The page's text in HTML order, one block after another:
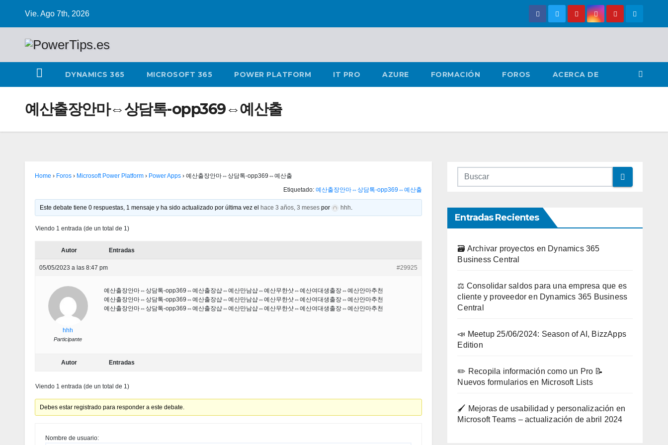
Vie. Ago 7th, 2026
DYNAMICS 365 MICROSOFT 365 POWER PLATFORM IT PRO AZURE FORMACIÓN FOROS ACERCA DE
예산출장안마⇔상담톡-opp369⇔예산출
Home › Foros › Microsoft Power Platform › Power Apps › 예산출장안마⇔상담톡-opp369⇔예산출
Etiquetado:예산출장안마⇔상담톡-opp369⇔예산출
Este debate tiene 0 respuestas, 1 mensaje y ha sido actualizado por última vez el hace 3 años, 3 meses por hhh.
Viendo 1 entrada (de un total de 1)
Autor Entradas
05/05/2023 a las 8:47 pm #29925
hhh
Participante
예산출장안마⇔상담톡-opp369⇔예산출장샵⇔예산만남샵⇔예산무한샷⇔예산여대생출장⇔예산안마추천
예산출장안마⇔상담톡-opp369⇔예산출장샵⇔예산만남샵⇔예산무한샷⇔예산여대생출장⇔예산안마추천
예산출장안마⇔상담톡-opp369⇔예산출장샵⇔예산만남샵⇔예산무한샷⇔예산여대생출장⇔예산안마추천
Autor Entradas
Viendo 1 entrada (de un total de 1)
Debes estar registrado para responder a este debate.
Nombre de usuario:
Entradas Recientes
🗃️ Archivar proyectos en Dynamics 365
Business Central
⚖️ Consolidar saldos para una empresa que es
cliente y proveedor en Dynamics 365 Business
Central
📣 Meetup 25/06/2024: Season of AI, BizzApps
Edition
✏️ Recopila información como un Pro 📝
Nuevos formularios en Microsoft Lists
🖌️ Mejoras de usabilidad y personalización en
Microsoft Teams – actualización de abril 2024